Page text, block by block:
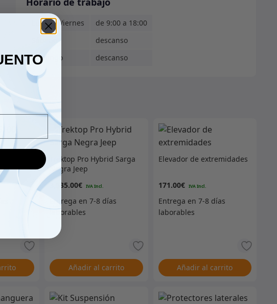
Lunes - Viernes
de 9:00 a 18:00
descanso
Domingo
descanso
Trektop Pro Hybrid Sarga
Negra Jeep
3,535.00€
Añadir al carrito
Elevador de extremidades
171.00€
Añadir al carrito